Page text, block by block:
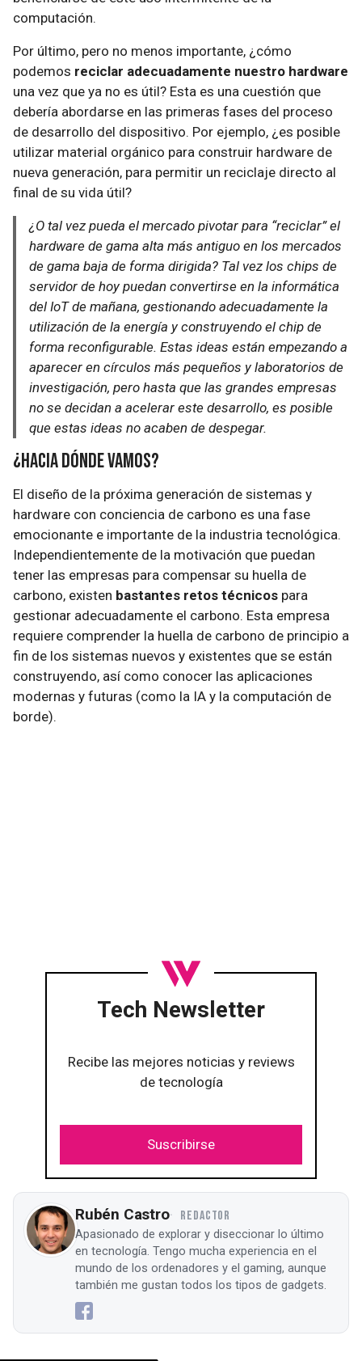
computación.
Por último, pero no menos importante, ¿cómo
podemos reciclar adecuadamente nuestro hardware
una vez que ya no es útil? Esta es una cuestión que
debería abordarse en las primeras fases del proceso
de desarrollo del dispositivo. Por ejemplo, ¿es posible
utilizar material orgánico para construir hardware de
nueva generación, para permitir un reciclaje directo al
final de su vida útil?
¿O tal vez pueda el mercado pivotar para “reciclar” el
hardware de gama alta más antiguo en los mercados
de gama baja de forma dirigida? Tal vez los chips de
servidor de hoy puedan convertirse en la informática
del IoT de mañana, gestionando adecuadamente la
utilización de la energía y construyendo el chip de
forma reconfigurable. Estas ideas están empezando a
aparecer en círculos más pequeños y laboratorios de
investigación, pero hasta que las grandes empresas
no se decidan a acelerar este desarrollo, es posible
que estas ideas no acaben de despegar.
¿Hacia dónde vamos?
El diseño de la próxima generación de sistemas y
hardware con conciencia de carbono es una fase
emocionante e importante de la industria tecnológica.
Independientemente de la motivación que puedan
tener las empresas para compensar su huella de
carbono, existen bastantes retos técnicos para
gestionar adecuadamente el carbono. Esta empresa
requiere comprender la huella de carbono de principio a
fin de los sistemas nuevos y existentes que se están
construyendo, así como conocer las aplicaciones
modernas y futuras (como la IA y la computación de
borde).
Tech Newsletter
Recibe las mejores noticias y reviews
de tecnología
Suscribirse
Rubén Castro REDACTOR
Apasionado de explorar y diseccionar lo último
en tecnología. Tengo mucha experiencia en el
mundo de los ordenadores y el gaming, aunque
también me gustan todos los tipos de gadgets.